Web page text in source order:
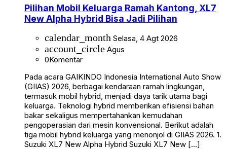
Pilihan Mobil Keluarga Ramah Kantong, XL7
New Alpha Hybrid Bisa Jadi Pilihan
calendar_month Selasa, 4 Agt 2026
account_circle Agus
0Komentar
Pada acara GAIKINDO Indonesia International Auto Show
(GIIAS) 2026, berbagai kendaraan ramah lingkungan,
termasuk mobil hybrid, menjadi daya tarik utama bagi
keluarga. Teknologi hybrid memberikan efisiensi bahan
bakar sekaligus mempertahankan kemudahan
pengoperasian dari mesin konvensional. Berikut adalah
tiga mobil hybrid keluarga yang menonjol di GIIAS 2026. 1.
Suzuki XL7 New Alpha Hybrid Suzuki XL7 New […]